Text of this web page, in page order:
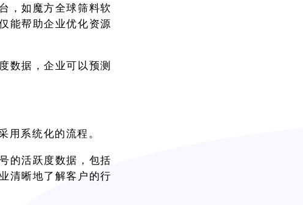
，如魔方全球筛料软
能帮助企业优化资源
数据，企业可以预测
用系统化的流程。
的活跃度数据，包括
清晰地了解客户的行